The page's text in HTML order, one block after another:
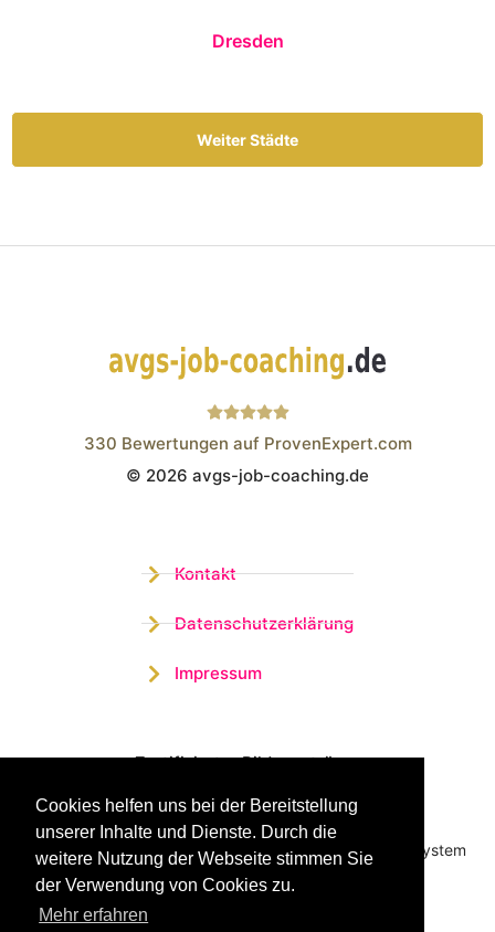
Cookies helfen uns bei der Bereitstellung
unserer Inhalte und Dienste. Durch die
weitere Nutzung der Webseite stimmen Sie
der Verwendung von Cookies zu.
Mehr erfahren
Dresden
Weiter Städte
Wistor GmbH
330 Bewertungen auf ProvenExpert.com
© 2026 avgs-job-coaching.de
Kontakt
Datenschutzerklärung
Impressum
Zertifizierter Bildungsträger
Profitieren sie jetzt von unserer über 15 jährigen
Praxiserfahrung und unserem erfolgreichen Coachingsystem